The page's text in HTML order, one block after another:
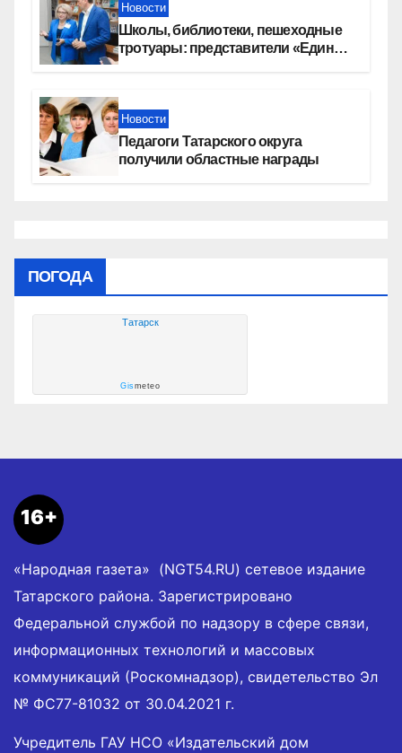
Новости
Школы, библиотеки, пешеходные
тротуары: представители «Единой
Новости
Педагоги Татарского округа
получили областные награды
ПОГОДА
Татарск
Gismeteo
16+
«Народная газета» (NGT54.RU) сетевое издание
Татарского района. Зарегистрировано
Федеральной службой по надзору в сфере связи,
информационных технологий и массовых
коммуникаций (Роскомнадзор), свидетельство Эл
№ ФС77-81032 от 30.04.2021 г.
Учредитель ГАУ НСО «Издательский дом